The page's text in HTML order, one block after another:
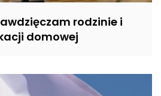
rodzinie i
domowej